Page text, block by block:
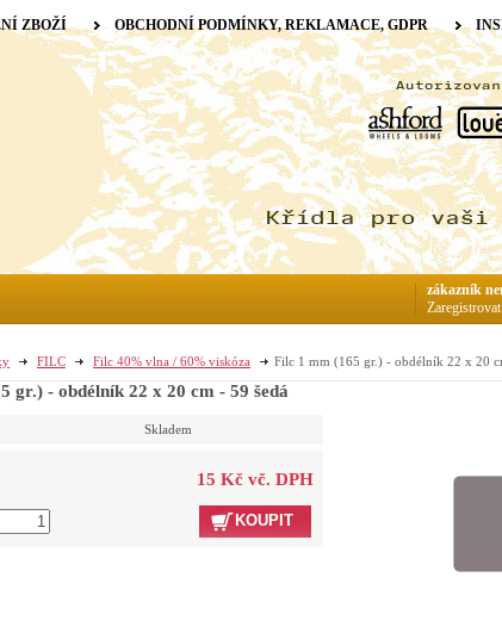
FILC Filc 40% vlna / 60% viskóza Filc 1 mm (165 gr.) - obdélník 22 x 20
gr.) - obdélník 22 x 20 cm - 59 šedá
Skladem
15 Kč vč. DPH
KOUPIT
ZBOŽÍ OBCHODNÍ PODMÍNKY, REKLAMACE, GDPR
zákazník